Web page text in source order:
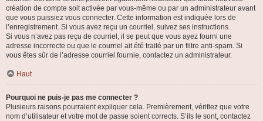
création de compte soit activée par vous-même ou par un administrateur avant
que vous puissiez vous connecter. Cette information est indiquée lors de
l’enregistrement. Si vous avez reçu un courriel, suivez ses instructions.
Si vous n’avez pas reçu de courriel, il se peut que vous ayez fourni une
adresse incorrecte ou que le courriel ait été traité par un filtre anti-spam. Si
vous êtes sûr de l’adresse courriel fournie, contactez un administrateur.
Haut
Pourquoi ne puis-je pas me connecter ?
Plusieurs raisons pourraient expliquer cela. Premièrement, vérifiez que votre
nom d’utilisateur et votre mot de passe soient corrects. S’ils le sont, contactez